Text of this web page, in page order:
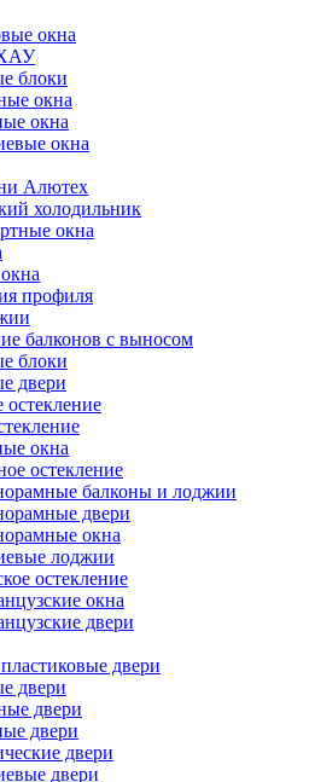
окна
блоки
окна
окна
окна
Алютех
холодильник
окна
профиля
балконов с выносом
блоки
двери
остекление
окна
остекление
балконы и лоджии
двери
окна
лоджии
остекление
окна
двери
двери
двери
двери
двери
двери
двери